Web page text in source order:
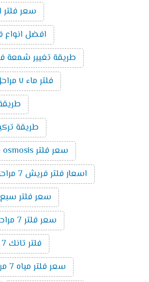
سعر فلتر
افضل انواع
طريقة تغيير شمعة فلتر
فلتر ماء ٧ مراحل
طريقة
طريقة تركيب
سعر فلتر reverse osmosis
اسعار فلتر فريش 7 مراحل
سعر فلتر
سعر فلتر 7 مراحل 2020
فلتر تانك 7 مراحل بي تك
سعر فلتر مياه 7 مراحل امريكي